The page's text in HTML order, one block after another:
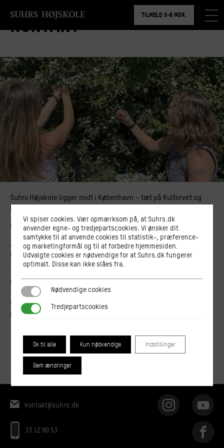
TILMELD 5-6 MDR.
Kontakt
Suhrs Højskole ligger midt i København – tæt på Kultorvet og
Nørreport.
Kontoret er åbent hver dag fra kl. 9.00-14.00
Adresse:
Pustervig 8
1126 København K.
Mail:
Telefon: 33128053
Vagttelefon (udenfor åbningstid): 24232532
CVR: 20419679
kontakt@suhrs.dk
33 12 80 53
Vi spiser cookies. Vær opmærksom på, at Suhrs.dk
anvender egne- og tredjepartscookies. Vi ønsker dit
samtykke til at anvende cookies til statistik-, præference-
og marketingformål og til at forbedre hjemmesiden.
Udvalgte cookies er nødvendige for at Suhrs.dk fungerer
optimalt. Disse kan ikke slåes fra.
Nødvendige cookies
Nødvendige cookies
Tredjepartscookies
Tredjepartscookies
Ok til alle Kun nødvendige Indstillinger
Gem ændringer